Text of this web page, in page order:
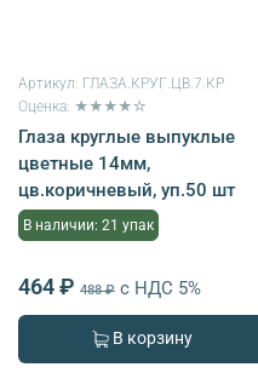
Артикул: ГЛАЗА.КРУГ.ЦВ.7.КР
Оценка: ★★★★☆
Глаза круглые выпуклые
цветные 14мм,
цв.коричневый, уп.50 шт
В наличии: 21 упак
464 ₽ 488 ₽ с НДС 5%
В корзину